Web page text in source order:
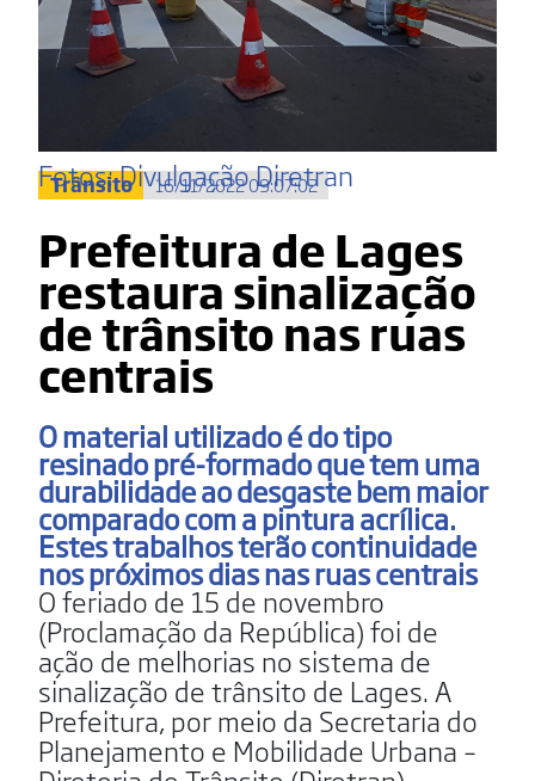
Fotos: Divulgação Diretran
Trânsito 16/11/2022 09:07:02
Prefeitura de Lages
restaura sinalização
de trânsito nas ruas
centrais
O material utilizado é do tipo
resinado pré-formado que tem uma
durabilidade ao desgaste bem maior
comparado com a pintura acrílica.
Estes trabalhos terão continuidade
nos próximos dias nas ruas centrais
O feriado de 15 de novembro
(Proclamação da República) foi de
ação de melhorias no sistema de
sinalização de trânsito de Lages. A
Prefeitura, por meio da Secretaria do
Planejamento e Mobilidade Urbana –